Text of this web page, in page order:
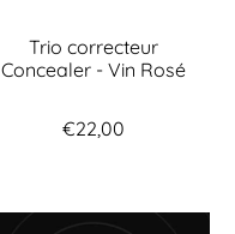
Trio correcteur
Concealer - Vin Rosé
€22,00